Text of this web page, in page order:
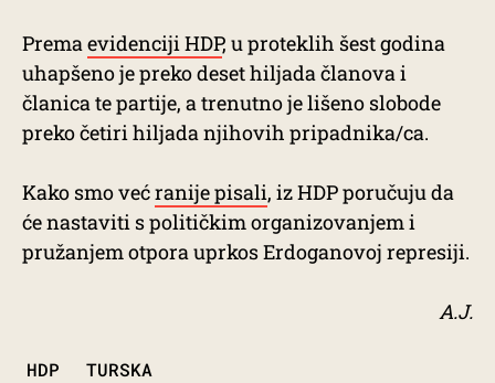
Premaevidenciji HDP, u proteklih šest godina
uhapšeno je preko deset hiljada članova i
članica te partije, a trenutno je lišeno slobode
preko četiri hiljada njihovih pripadnika/ca.
Kako smo većranije pisali, iz HDP poručuju da
će nastaviti s političkim organizovanjem i
pružanjem otpora uprkos Erdoganovoj represiji.
A.J.
HDP TURSKA